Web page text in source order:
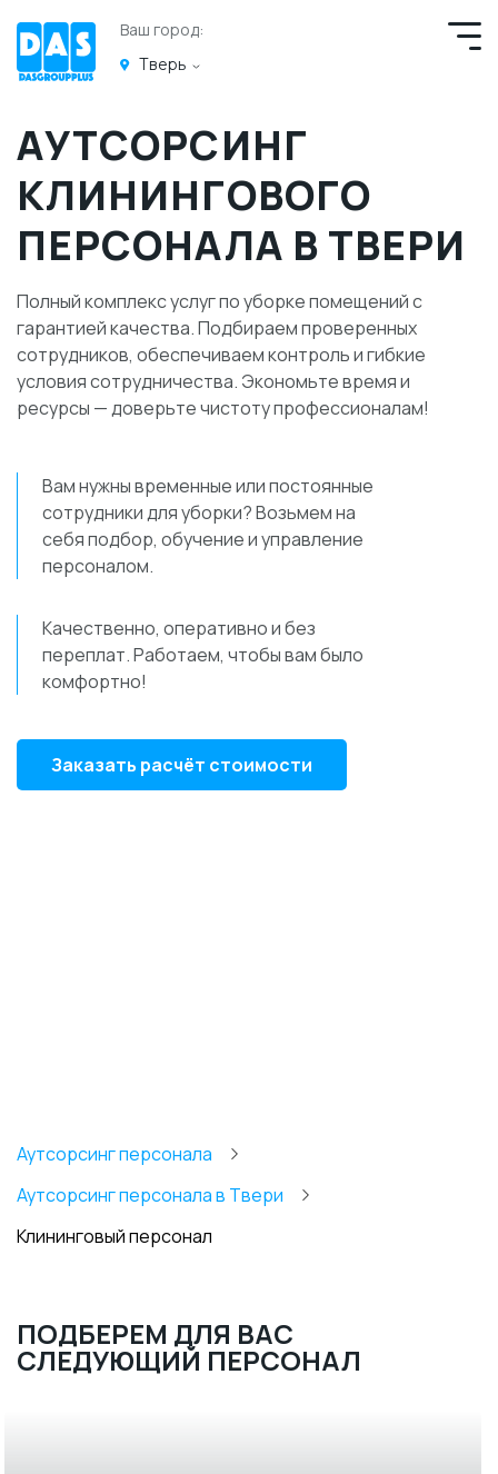
Ваш город:
Тверь
АУТСОРСИНГ
КЛИНИНГОВОГО
ПЕРСОНАЛА В ТВЕРИ
Полный комплекс услуг по уборке помещений с
гарантией качества. Подбираем проверенных
сотрудников, обеспечиваем контроль и гибкие
условия сотрудничества. Экономьте время и
ресурсы — доверьте чистоту профессионалам!
Вам нужны временные или постоянные
сотрудники для уборки? Возьмем на
себя подбор, обучение и управление
персоналом.
Качественно, оперативно и без
переплат. Работаем, чтобы вам было
комфортно!
Заказать расчёт стоимости
Аутсорсинг персонала
Аутсорсинг персонала в Твери
Клининговый персонал
ПОДБЕРЕМ ДЛЯ ВАС
СЛЕДУЮЩИЙ ПЕРСОНАЛ